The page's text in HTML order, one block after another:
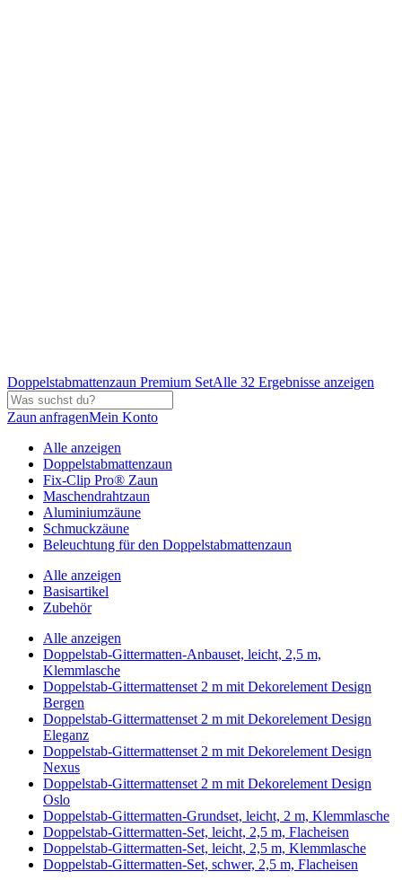
Doppelstabmattenzaun Premium SetAlle 32 Ergebnisse anzeigen
Zaun anfragenMein Konto
Alle anzeigen
Doppelstabmattenzaun
Fix-Clip Pro® Zaun
Maschendrahtzaun
Aluminiumzäune
Schmuckzäune
Beleuchtung für den Doppelstabmattenzaun
Alle anzeigen
Basisartikel
Zubehör
Alle anzeigen
Doppelstab-Gittermatten-Anbauset, leicht, 2,5 m,
Klemmlasche
Doppelstab-Gittermattenset 2 m mit Dekorelement Design
Bergen
Doppelstab-Gittermattenset 2 m mit Dekorelement Design
Eleganz
Doppelstab-Gittermattenset 2 m mit Dekorelement Design
Nexus
Doppelstab-Gittermattenset 2 m mit Dekorelement Design
Oslo
Doppelstab-Gittermatten-Grundset, leicht, 2 m, Klemmlasche
Doppelstab-Gittermatten-Set, leicht, 2,5 m, Flacheisen
Doppelstab-Gittermatten-Set, leicht, 2,5 m, Klemmlasche
Doppelstab-Gittermatten-Set, schwer, 2,5 m, Flacheisen